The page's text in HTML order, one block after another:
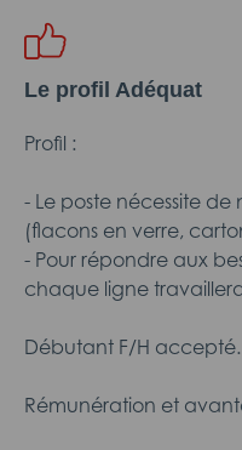
Le profil Adéquat
Profil :
- Le poste nécessite
(flacons en verre,
- Pour répondre aux
chaque ligne
Débutant F/H accepté.
Rémunération et